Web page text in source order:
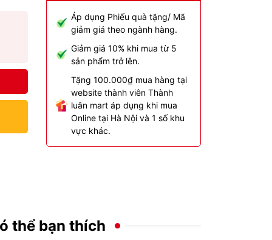
Áp dụng Phiếu quà tặng/ Mã
giảm giá theo ngành hàng.
Giảm giá 10% khi mua từ 5
sản phẩm trở lên.
Tặng 100.000₫ mua hàng tại
website thành viên Thành
luân mart áp dụng khi mua
Online tại Hà Nội và 1 số khu
vực khác.
thể bạn thích